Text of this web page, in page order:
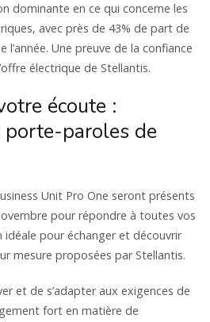
dominante en ce qui concerne les
avec près de 43% de part de
Une preuve de la confiance
électrique de Stellantis.
écoute :
porte-paroles de
Unit Pro One seront présents
pour répondre à toutes vos
idéale pour échanger et découvrir
mesure proposées par Stellantis.
et de s’adapter aux exigences de
fort en matière de